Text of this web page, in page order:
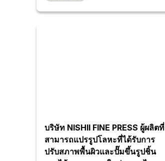
บริษัท NISHII FINE PRESS ผู้ผลิตที่
สามารถแปรรูปโลหะที่ได้รับการ
ปรับสภาพพื้นผิวและปั๊มขึ้นรูปชิ้น